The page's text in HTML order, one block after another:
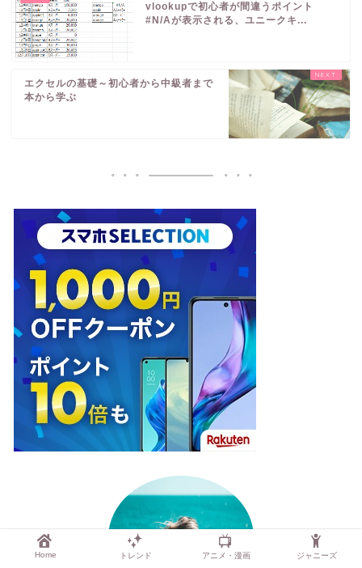
vlookupで初心者が間違うポイント
#N/Aが表示される、ユニークキ...
エクセルの基礎～初心者から中級者まで
本から学ぶ
Home トレンド アニメ・漫画 ジャニーズ